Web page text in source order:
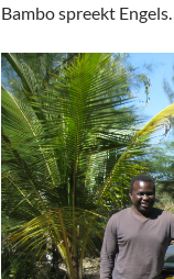
Bambo spreekt Engels.